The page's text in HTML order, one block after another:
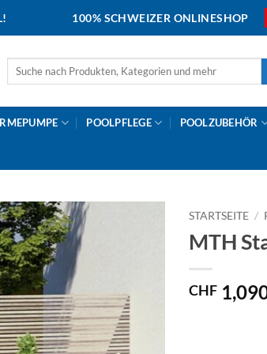
100% SCHWEIZER ONLINESHOP
Suche
POOLPFLEGE POOLZUBEHÖR
STARTSEITE /
MTH
CHF